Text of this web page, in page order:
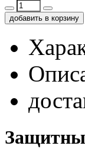
добавить в корзину